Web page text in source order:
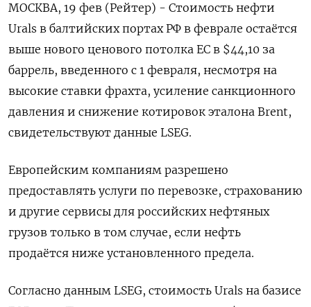
МОСКВА, 19 фев (Рейтер) - Стоимость нефти
Urals в балтийских портах РФ в феврале остаётся
выше нового ценового потолка ЕС в $44,10 за
баррель, введенного с 1 февраля, несмотря на
‌высокие ставки фрахта, усиление санкционного
давления и снижение котировок эталона Brent,
свидетельствуют данные LSEG.
Европейским компаниям разрешено
предоставлять услуги по перевозке, страхованию
и другие сервисы для российских нефтяных
грузов ​только в том случае, ​если нефть
продаётся ​ниже установленного предела.
Согласно данным ⁠LSEG, стоимость Urals на базисе